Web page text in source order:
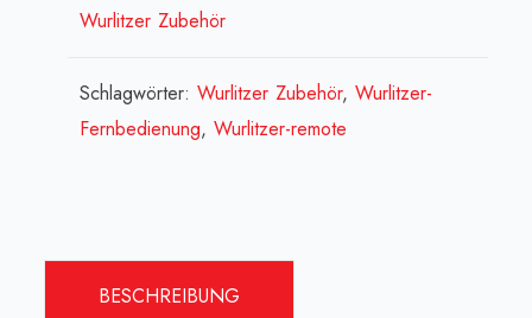
amp.
[:]
Wurlitzer Zubehör
Schlagwörter:Wurlitzer Zubehör,Wurlitzer-
Fernbedienung,Wurlitzer-remote
BESCHREIBUNG